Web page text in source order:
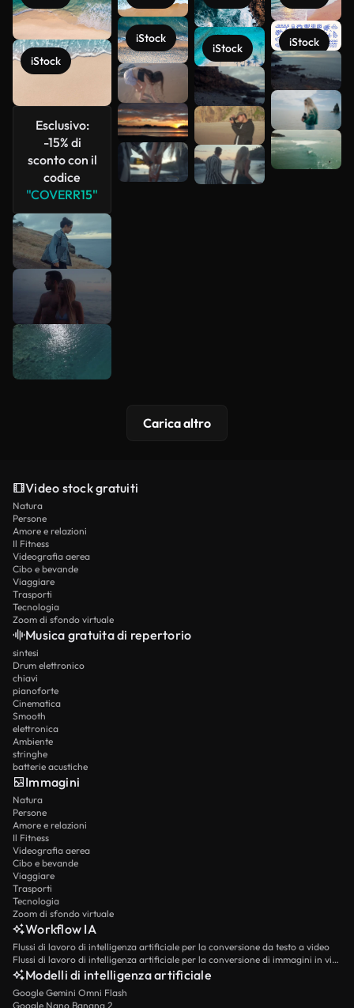
iStock
Esclusivo:
-15% di
sconto con il
codice
"COVERR15"
iStock
iStock iStock
Scopri di
più
Carica altro
Video stock gratuiti
Natura
Persone
Amore e relazioni
Il Fitness
Videografia aerea
Cibo e bevande
Viaggiare
Trasporti
Tecnologia
Zoom di sfondo virtuale
Musica gratuita di repertorio
sintesi
Drum elettronico
chiavi
pianoforte
Cinematica
Smooth
elettronica
Ambiente
stringhe
batterie acustiche
Immagini
Natura
Persone
Amore e relazioni
Il Fitness
Videografia aerea
Cibo e bevande
Viaggiare
Trasporti
Tecnologia
Zoom di sfondo virtuale
Workflow IA
Flussi di lavoro di intelligenza artificiale per la conversione da testo a video
Flussi di lavoro di intelligenza artificiale per la conversione di immagini in video
Modelli di intelligenza artificiale
Google Gemini Omni Flash
Google Nano Banana 2